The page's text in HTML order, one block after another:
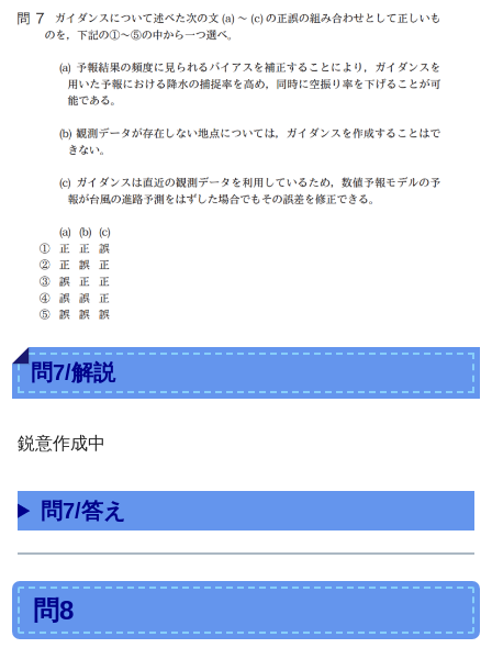
問7/解説
鋭意作成中
問7/答え
問8